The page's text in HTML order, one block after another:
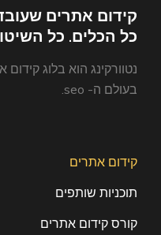
קידום אתרים
כל הכלים. כל
נטוורקינג הוא בלוג
בעולם ה- seo.
קידום אתרים
תוכניות שותפים
קורס קידום אתרים